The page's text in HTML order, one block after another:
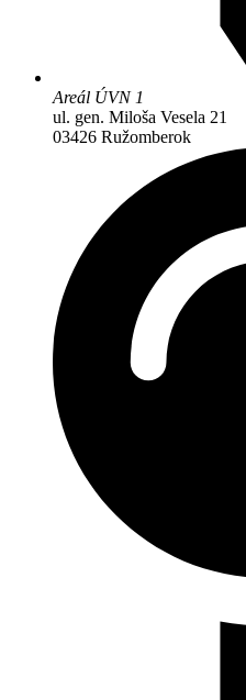
Areál ÚVN 1
ul. gen. Miloša Vesela 21
03426 Ružomberok